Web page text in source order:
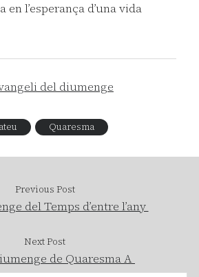
en l’esperança d’una vida
del diumenge
Quaresma
Previous Post
del Temps d’entre l’any
Next Post
de Quaresma A